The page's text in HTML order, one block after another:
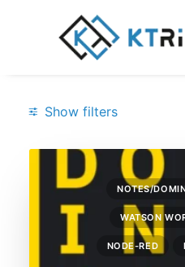
Show filters
Categories
(1)
Node.JS
NOTES/
WATSON
NODE-RED